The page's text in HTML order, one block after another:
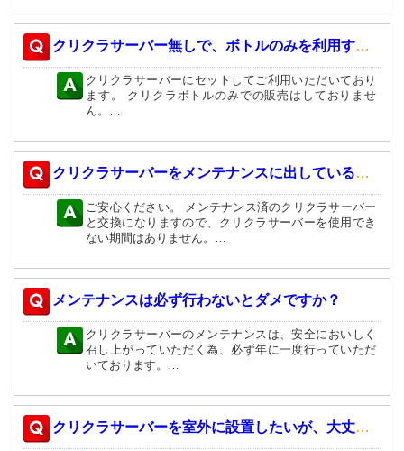
クリクラサーバー無しで、ボトルのみを利用することはできますか？
クリクラサーバーにセットしてご利用いただいており
ます。 クリクラボトルのみでの販売はしておりませ
ん。…
クリクラサーバーをメンテナンスに出している間は使用できないのですか？
ご安心ください。 メンテナンス済のクリクラサーバー
と交換になりますので、クリクラサーバーを使用でき
ない期間はありません。…
メンテナンスは必ず行わないとダメですか？
クリクラサーバーのメンテナンスは、安全においしく
召し上がっていただく為、必ず年に一度行っていただ
いております。…
クリクラサーバーを室外に設置したいが、大丈夫ですか？